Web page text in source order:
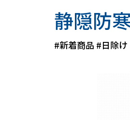
静隠防
#新着商品 #日除